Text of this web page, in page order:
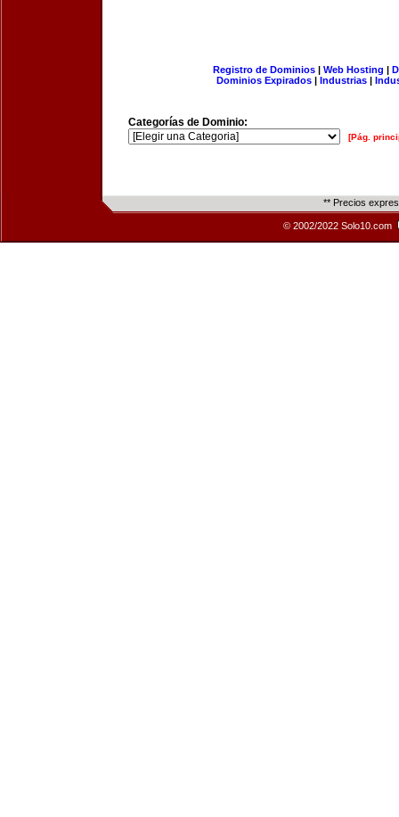
Registro de Dominios| Web Hosting |
Dominios Expirados | Industrias |
Categorías de Dominio:
[Pág.
** Precios
© 2002/2022 Solo10.com